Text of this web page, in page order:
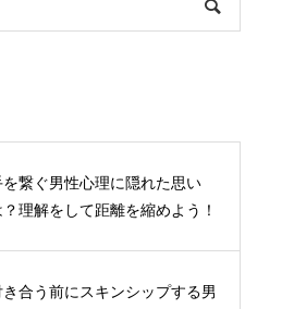
を繋ぐ男性心理に隠れた思い
？理解をして距離を縮めよう！
き合う前にスキンシップする男